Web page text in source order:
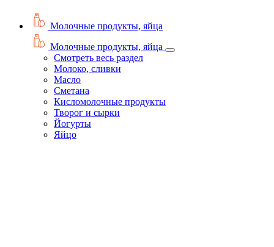
Молочные продукты, яйца
Молочные продукты, яйца
Смотреть весь раздел
Молоко, сливки
Масло
Сметана
Кисломолочные продукты
Творог и сырки
Йогурты
Яйцо